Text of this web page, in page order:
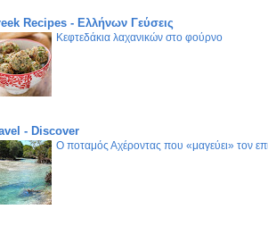
Recipes - Ελλήνων Γεύσεις
Κεφτεδάκια λαχανικών στο φούρνο
- Discover
Ο ποταμός Αχέροντας που «μαγεύει» τον